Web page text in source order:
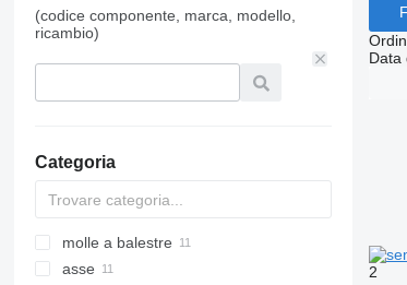
(codice componente, marca, modello,
ricambio)
Categoria
molle a balestre
asse
Data
2